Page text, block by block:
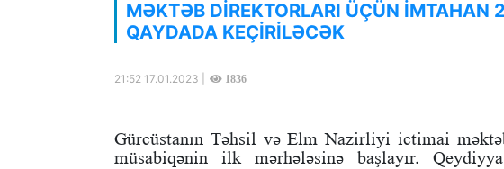
MƏKTƏB DİREKTORLARI ÜÇÜN İMTAHAN
QAYDADA KEÇİRİLƏCƏK
21:52 17.01.2023 | 1836
Gürcüstanın Təhsil və Elm Nazirliyi ictimai
müsabiqənin ilk mərhələsinə başlayır.